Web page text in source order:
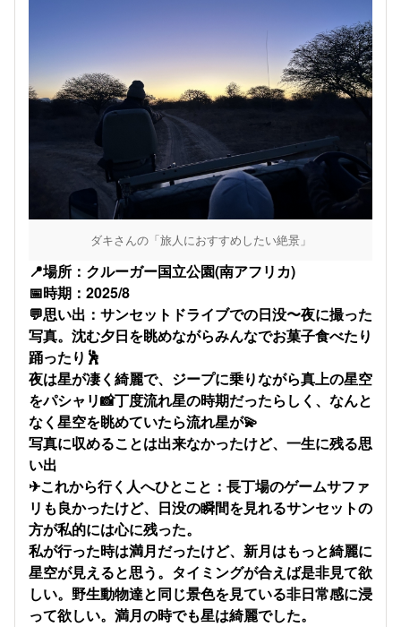
ダキさんの「旅人におすすめしたい絶景」
📍場所：クルーガー国立公園(南アフリカ)
📅時期：2025/8
💬思い出：サンセットドライブでの日没〜夜に撮った
写真。沈む夕日を眺めながらみんなでお菓子食べたり
踊ったり🕺
夜は星が凄く綺麗で、ジープに乗りながら真上の星空
をパシャリ📸丁度流れ星の時期だったらしく、なんと
なく星空を眺めていたら流れ星が💫
写真に収めることは出来なかったけど、一生に残る思
い出
✈これから行く人へひとこと：長丁場のゲームサファ
リも良かったけど、日没の瞬間を見れるサンセットの
方が私的には心に残った。
私が行った時は満月だったけど、新月はもっと綺麗に
星空が見えると思う。タイミングが合えば是非見て欲
しい。野生動物達と同じ景色を見ている非日常感に浸
って欲しい。満月の時でも星は綺麗でした。